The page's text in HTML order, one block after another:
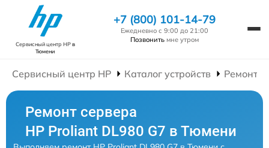
Сервисный центр HPв
Тюмени
+7 (800) 101-14-79
Ежедневно с 9:00 до 21:00
Позвонить мне утром
Сервисный центр HP Каталог устройств Ремонт
Ремонт сервера
HP Proliant DL980 G7 в Тюмени